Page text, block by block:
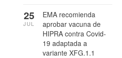
EMA recomienda
aprobar vacuna de
HIPRA contra Covid-
19 adaptada a
variante XFG.1.1
25
JUL